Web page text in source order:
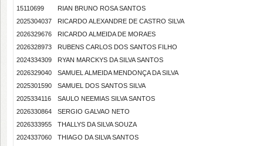
15110699
RIAN BRUNO ROSA SANTOS
2025304037
RICARDO ALEXANDRE DE CASTRO SILVA
2026329676
RICARDO ALMEIDA DE MORAES
2026328973
RUBENS CARLOS DOS SANTOS FILHO
2024334309
RYAN MARCKYS DA SILVA SANTOS
2026329040
SAMUEL ALMEIDA MENDONÇA DA SILVA
2025301590
SAMUEL DOS SANTOS SILVA
2025334116
SAULO NEEMIAS SILVA SANTOS
2026330864
SERGIO GALVAO NETO
2026333955
THALLYS DA SILVA SOUZA
2024337060
THIAGO DA SILVA SANTOS